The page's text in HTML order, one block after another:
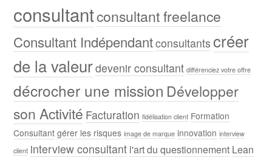
consultantconsultant freelance
Consultant Indépendantconsultants créer
de la valeurdevenir consultant différenciez votre offre
décrocher une mission Développer
son Activité Facturation fidélisation client Formation
Consultant gérer les risques image de marque innovation interview
client interview consultant l'art du questionnement Lean